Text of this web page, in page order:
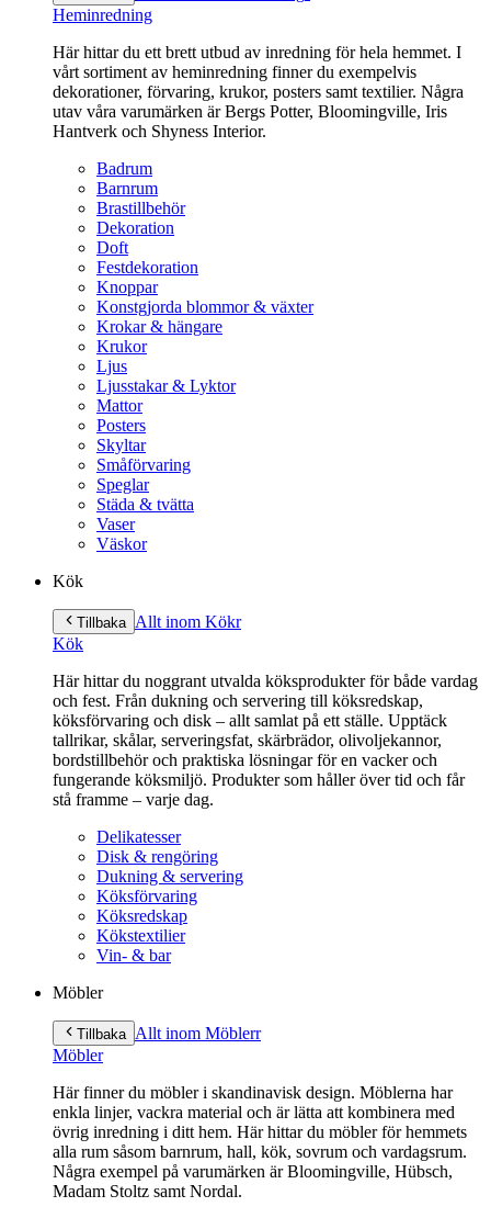
Heminredning
Här hittar du ett brett utbud av inredning för hela hemmet. I
vårt sortiment av heminredning finner du exempelvis
dekorationer, förvaring, krukor, posters samt textilier. Några
utav våra varumärken är Bergs Potter, Bloomingville, Iris
Hantverk och Shyness Interior.
Badrum
Barnrum
Brastillbehör
Dekoration
Doft
Festdekoration
Knoppar
Konstgjorda blommor & växter
Krokar & hängare
Krukor
Ljus
Ljusstakar & Lyktor
Mattor
Posters
Skyltar
Småförvaring
Speglar
Städa & tvätta
Vaser
Väskor
Kök
Tillbaka Allt inom Kökr
Kök
Här hittar du noggrant utvalda köksprodukter för både vardag
och fest. Från dukning och servering till köksredskap,
köksförvaring och disk – allt samlat på ett ställe. Upptäck
tallrikar, skålar, serveringsfat, skärbrädor, olivoljekannor,
bordstillbehör och praktiska lösningar för en vacker och
fungerande köksmiljö. Produkter som håller över tid och får
stå framme – varje dag.
Delikatesser
Disk & rengöring
Dukning & servering
Köksförvaring
Köksredskap
Kökstextilier
Vin- & bar
Möbler
Tillbaka Allt inom Möblerr
Möbler
Här finner du möbler i skandinavisk design. Möblerna har
enkla linjer, vackra material och är lätta att kombinera med
övrig inredning i ditt hem. Här hittar du möbler för hemmets
alla rum såsom barnrum, hall, kök, sovrum och vardagsrum.
Några exempel på varumärken är Bloomingville, Hübsch,
Madam Stoltz samt Nordal.